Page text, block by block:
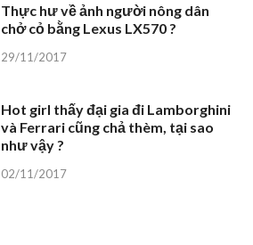
Thực hư về ảnh người nông dân
chở cỏ bằng Lexus LX570 ?
29/11/2017
Hot girl thấy đại gia đi Lamborghini
và Ferrari cũng chả thèm, tại sao
như vậy ?
02/11/2017